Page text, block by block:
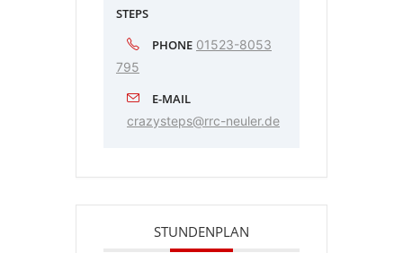
STEPS
PHONE 01523-8053
795
E-MAIL
crazysteps@rrc-neuler.de
STUNDENPLAN